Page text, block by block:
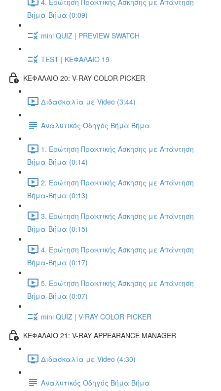
Βήμα-Βήμα (0:09)
mini QUIZ | PREVIEW SWATCH
TEST | ΚΕΦΑΛΑΙΟ 19
ΚΕΦΑΛΑΙΟ 20: V-RAY COLOR PICKER
Διδασκαλία με Video (3:44)
Αναλυτικός Οδηγός Βήμα Βήμα
1. Ερώτηση Πρακτικής Άσκησης με Απάντηση
Βήμα-Βήμα (0:14)
2. Ερώτηση Πρακτικής Άσκησης με Απάντηση
Βήμα-Βήμα (0:13)
3. Ερώτηση Πρακτικής Άσκησης με Απάντηση
Βήμα-Βήμα (0:15)
4. Ερώτηση Πρακτικής Άσκησης με Απάντηση
Βήμα-Βήμα (0:17)
5. Ερώτηση Πρακτικής Άσκησης με Απάντηση
Βήμα-Βήμα (0:07)
mini QUIZ | V-RAY COLOR PICKER
ΚΕΦΑΛΑΙΟ 21: V-RAY APPEARANCE MANAGER
Διδασκαλία με Video (4:30)
Αναλυτικός Οδηγός Βήμα Βήμα